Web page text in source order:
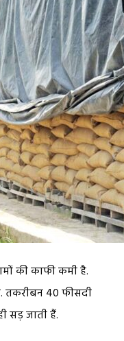
की काफी कमी है.
तकरीबन 40 फीसदी
सड़ जाती हैं.